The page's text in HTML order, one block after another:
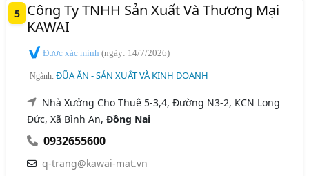
5
Công Ty TNHH Sản Xuất Và Thương Mại
KAWAI
Được xác minh(ngày: 14/7/2026)
Ngành:ĐŨA ĂN - SẢN XUẤT VÀ KINH DOANH
Nhà Xưởng Cho Thuê 5-3,4, Đường N3-2, KCN Long
Đức, Xã Bình An,Đồng Nai
0932655600
q-trang@kawai-mat.vn